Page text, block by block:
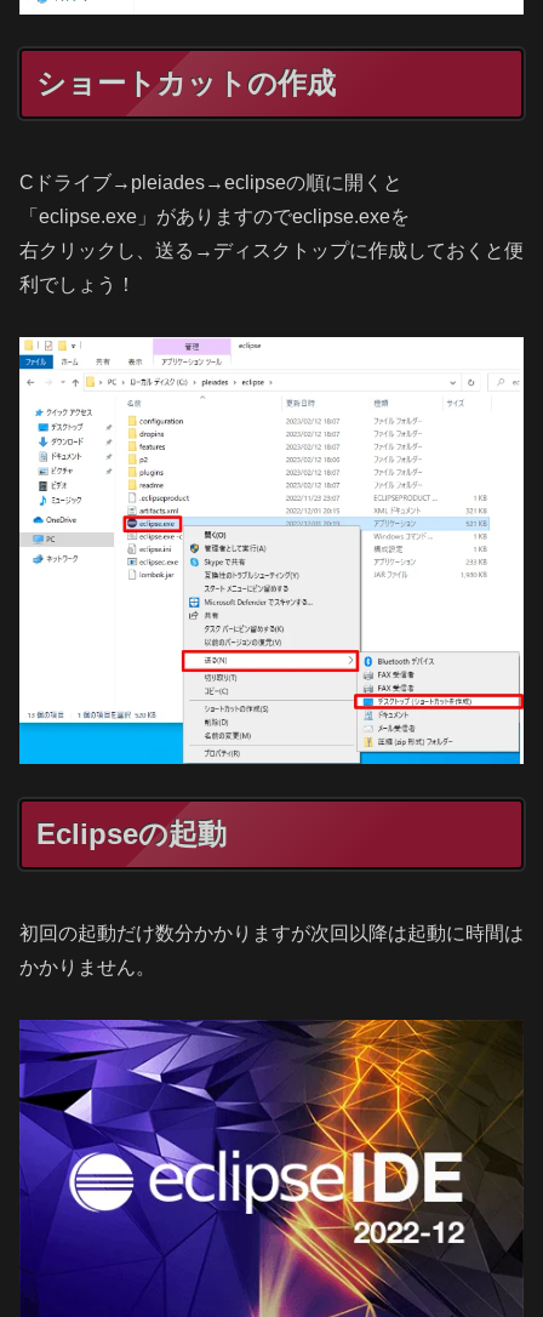
ショートカットの作成
Cドライブ→pleiades→eclipseの順に開くと
「eclipse.exe」がありますのでeclipse.exeを
右クリックし、送る→ディスクトップに作成しておくと便
利でしょう！
Eclipseの起動
初回の起動だけ数分かかりますが次回以降は起動に時間は
かかりません。